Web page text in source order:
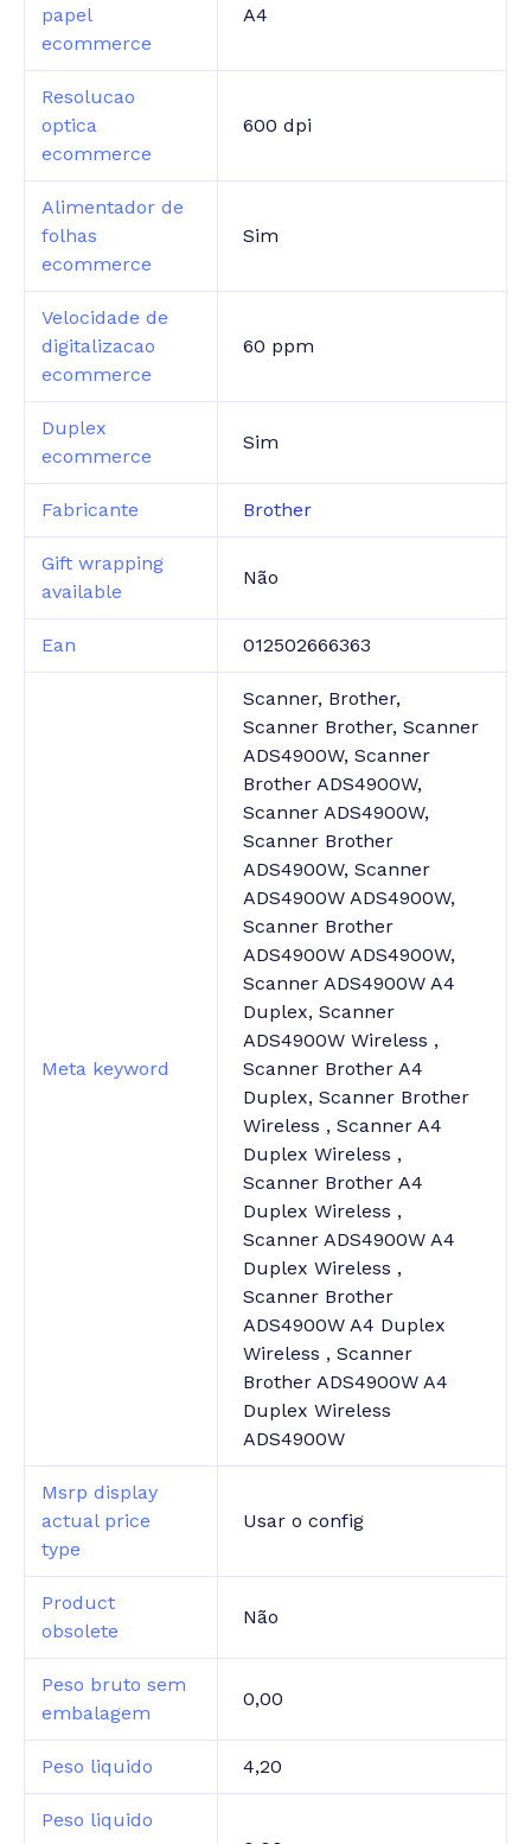
papel
ecommerce
A4
Resolucao
optica
ecommerce
600 dpi
Alimentador de
folhas
ecommerce
Sim
Velocidade de
digitalizacao
ecommerce
60 ppm
Duplex
ecommerce
Sim
Fabricante Brother
Gift wrapping
available
Não
Ean 012502666363
Meta keyword
Scanner, Brother,
Scanner Brother, Scanner
ADS4900W, Scanner
Brother ADS4900W,
Scanner ADS4900W,
Scanner Brother
ADS4900W, Scanner
ADS4900W ADS4900W,
Scanner Brother
ADS4900W ADS4900W,
Scanner ADS4900W A4
Duplex, Scanner
ADS4900W Wireless ,
Scanner Brother A4
Duplex, Scanner Brother
Wireless , Scanner A4
Duplex Wireless ,
Scanner Brother A4
Duplex Wireless ,
Scanner ADS4900W A4
Duplex Wireless ,
Scanner Brother
ADS4900W A4 Duplex
Wireless , Scanner
Brother ADS4900W A4
Duplex Wireless
ADS4900W
Msrp display
actual price
type
Usar o config
Product
obsolete
Não
Peso bruto sem
embalagem
0,00
Peso liquido 4,20
Peso liquido